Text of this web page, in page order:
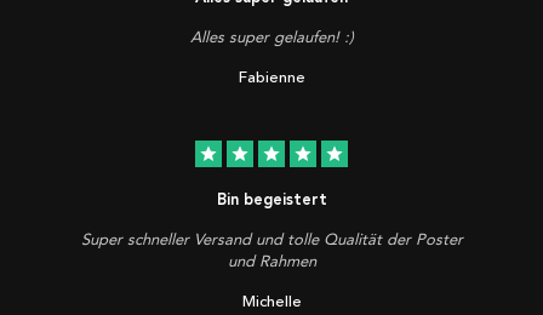
Alles super gelaufen! :)
Fabienne
star star star star star
Bin begeistert
Super schneller Versand und tolle Qualität der Poster
und Rahmen
Michelle